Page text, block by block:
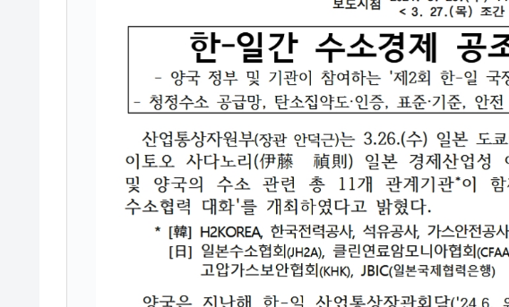
韓国で猛暑。南東部では干ばつ
韓国型イージス搭載の次世代駆逐艦「KDDX」1番艦、
【対日本円】ウォン安が急進！ 日米の協調に韓国がい
『Money1』
韓国政府『BYD』車への補助金を全廃 ⇒ 実は韓国で『
『Money1』
在韓米国大使スティールが着韓！⇒ さっそく空港に詰め
ドを掲げる「在韓反米勢力」
『Money1』 韓国政府「2035年までに18.4GW規模のAIデータセンタ
JPモルガン「韓国レバレッジETFの清算はほぼ終わった
韓国『国民年金公団』株価暴落で200兆蒸発。